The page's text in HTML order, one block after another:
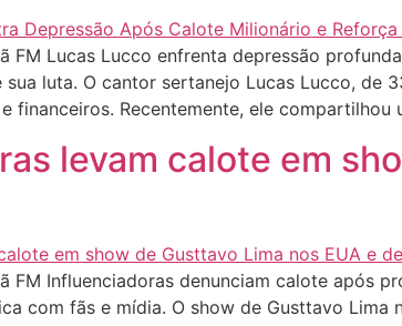
FM Lucas Lucco enfrenta depressão
sua luta. O cantor sertanejo Lucas Lucco,
financeiros. Recentemente, ele compartilhou
levam calote em
FM Influenciadoras denunciam calote após
com fãs e mídia. O show de Gusttavo